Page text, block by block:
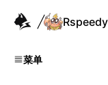
Rspeedy
菜单